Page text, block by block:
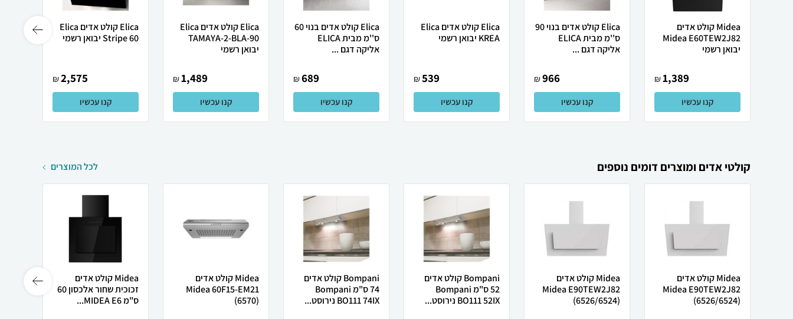
Midea קולט אדים
Midea E60TEW2J82
יבואן רשמי
1,389
₪
קנו עכשיו
Elica קולט אדים בנוי 90
ס''מ מבית ELICA
אליקה דגם ...
966
₪
קנו עכשיו
Elica קולט אדים Elica
KREA יבואן רשמי
539
₪
קנו עכשיו
Elica קולט אדים בנוי 60
ס''מ מבית ELICA
אליקה דגם ...
689
₪
קנו עכשיו
Elica קולט אדים Elica
TAMAYA-2-BLA-90
יבואן רשמי
1,489
₪
קנו עכשיו
Elica קולט אדים Elica
Stripe 60 יבואן רשמי
2,575
₪
קנו עכשיו
קולטי אדים ומוצרים דומים נוספים לכל המוצרים
Midea קולט אדים
Midea E90TEW2J82
(6526/6524)
Midea קולט אדים
Midea E90TEW2J82
(6526/6524)
Bompani קולט אדים
52 ס"מ Bompani
BO111 52IX נירוסט...
Bompani קולט אדים
74 ס"מ Bompani
BO111 74IX נירוסט...
Midea קולט אדים
Midea 60F15-EM21
(6570)
Midea קולט אדים
זכוכית שחור אלכסון 60
ס"מ MIDEA E6...